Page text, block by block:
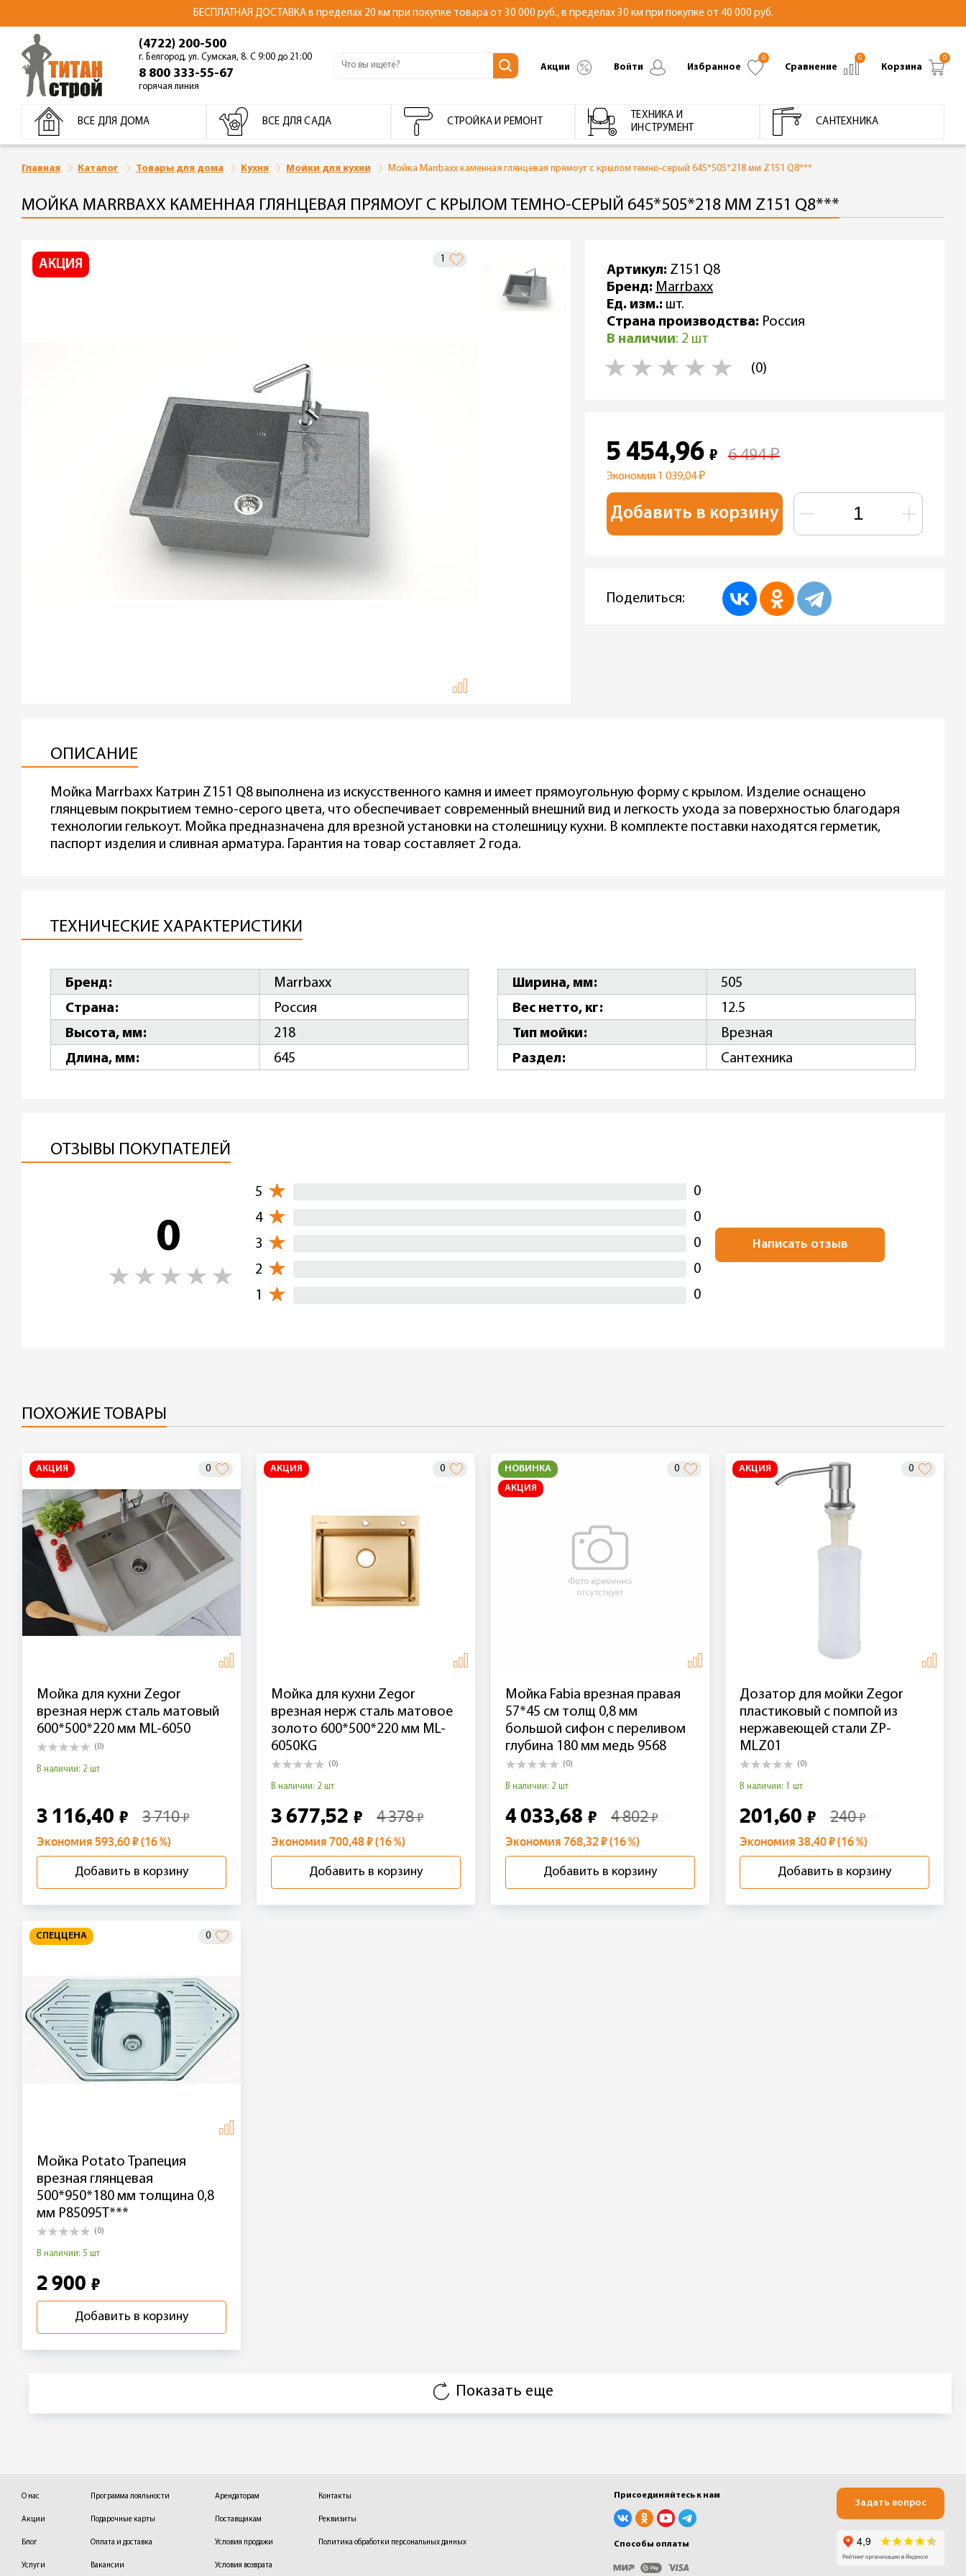
БЕСПЛАТНАЯ ДОСТАВКА в пределах 20 км при покупке товара от 30 000 руб., в пределах 30 км при покупке от 40 000 руб.
(4722) 200-500
г. Белгород, ул. Сумская, 8. С 9:00 до 21:00
8 800 333-55-67
горячая линия
Акции Войти Избранное
0
Сравнение
0
Корзина
0
ВСЕ ДЛЯ ДОМА ВСЕ ДЛЯ САДА СТРОЙКА И РЕМОНТ
ТЕХНИКА И
ИНСТРУМЕНТ
САНТЕХНИКА
Главная Каталог Товары для дома Кухня Мойки для кухни Мойка Marrbaxx каменная глянцевая прямоуг с крылом темно-серый 645*505*218 мм Z151 Q8***
МОЙКА MARRBAXX КАМЕННАЯ ГЛЯНЦЕВАЯ ПРЯМОУГ С КРЫЛОМ ТЕМНО-СЕРЫЙ 645*505*218 ММ Z151 Q8***
1
АКЦИЯ Артикул: Z151 Q8
Бренд: Marrbaxx
Ед. изм.: шт.
Страна производства: Россия
В наличии: 2 шт
(0)
6 494₽
5 454,96 ₽
Экономия 1 039,04₽
Добавить в корзину
Поделиться:
ОПИСАНИЕ
Мойка Marrbaxx Катрин Z151 Q8 выполнена из искусственного камня и имеет прямоугольную форму с крылом. Изделие оснащено
глянцевым покрытием темно-серого цвета, что обеспечивает современный внешний вид и легкость ухода за поверхностью благодаря
технологии гелькоут. Мойка предназначена для врезной установки на столешницу кухни. В комплекте поставки находятся герметик,
паспорт изделия и сливная арматура. Гарантия на товар составляет 2 года.
ТЕХНИЧЕСКИЕ ХАРАКТЕРИСТИКИ
Бренд
Marrbaxx
Страна
Россия
Высота, мм
218
Длина, мм
645
Ширина, мм
505
Вес нетто, кг
12.5
Тип мойки
Врезная
Раздел
Сантехника
ОТЗЫВЫ ПОКУПАТЕЛЕЙ
0
5
0
4
0
3
0
2
0
1
0
Написать отзыв
ПОХОЖИЕ ТОВАРЫ
АКЦИЯ 0
Мойка для кухни Zegor
врезная нерж сталь матовый
600*500*220 мм ML-6050
(0)
В наличии: 2 шт
3 116,40 ₽ 3 710₽
Экономия 593,60 ₽ (16 %)
Добавить в корзину
АКЦИЯ 0
Мойка для кухни Zegor
врезная нерж сталь матовое
золото 600*500*220 мм ML-
6050KG
(0)
В наличии: 2 шт
3 677,52 ₽ 4 378₽
Экономия 700,48 ₽ (16 %)
Добавить в корзину
НОВИНКА
АКЦИЯ
0
Мойка Fabia врезная правая
57*45 см толщ 0,8 мм
большой сифон с переливом
глубина 180 мм медь 9568
(0)
В наличии: 2 шт
4 033,68 ₽ 4 802₽
Экономия 768,32 ₽ (16 %)
Добавить в корзину
АКЦИЯ 0
Дозатор для мойки Zegor
пластиковый с помпой из
нержавеющей стали ZP-
MLZ01
(0)
В наличии: 1 шт
201,60 ₽ 240₽
Экономия 38,40 ₽ (16 %)
Добавить в корзину
СПЕЦЦЕНА 0
Мойка Potato Трапеция
врезная глянцевая
500*950*180 мм толщина 0,8
мм P85095T***
(0)
В наличии: 5 шт
2 900 ₽
Добавить в корзину
Показать еще
О нас
Акции
Блог
Услуги
Программа лояльности
Подарочные карты
Оплата и доставка
Вакансии
Арендаторам
Поставщикам
Условия продажи
Условия возврата
Контакты
Реквизиты
Политика обработки персональных данных Способы оплаты
Задать вопрос
Присоединяйтесь к нам